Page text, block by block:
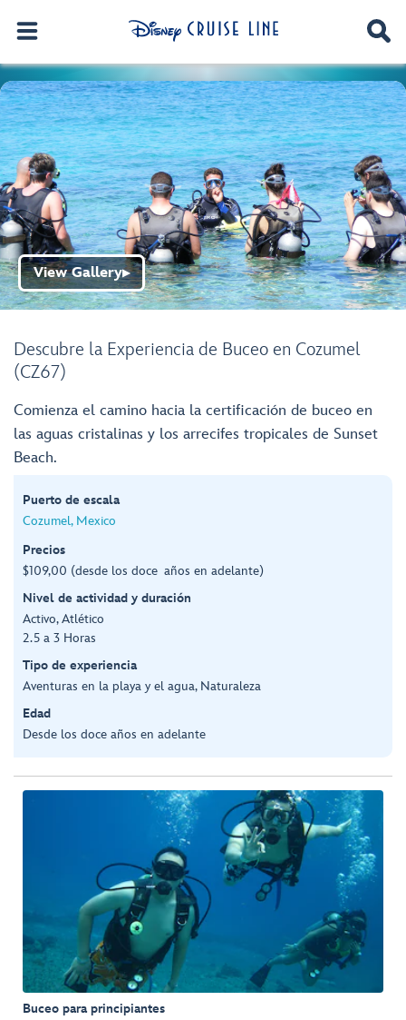
Descubre la Experiencia de Buceo en Cozumel
(CZ67)
View Gallery▶
Comienza el camino hacia la certificación de buceo en
las aguas cristalinas y los arrecifes tropicales de Sunset
Beach.
Puerto de escala
Cozumel, Mexico
Precios
$109,00 (desde los doce años en adelante)
Nivel de actividad y duración
Activo, Atlético
2.5 a 3 Horas
Tipo de experiencia
Aventuras en la playa y el agua, Naturaleza
Edad
Desde los doce años en adelante
Buceo para principiantes